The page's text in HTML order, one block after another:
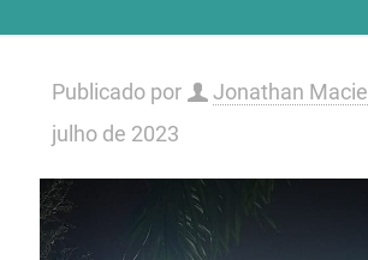
Publicado por Jonathan Maciel
julho de 2023